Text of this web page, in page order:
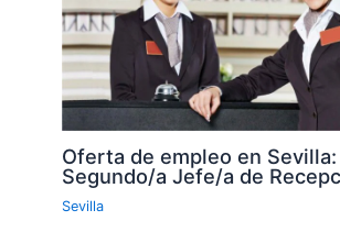
Oferta de empleo en Sevilla:
Segundo/a Jefe/a de
Sevilla